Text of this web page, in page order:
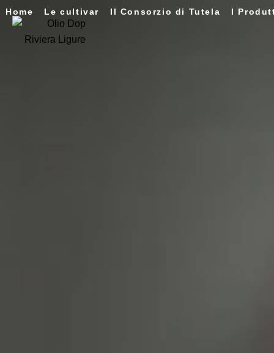
Home Le cultivar Il Consorzio di Tutela I